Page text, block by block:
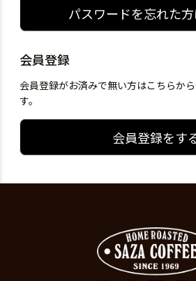
パスワードを忘れた
会員登録
会員登録がお済みで無い方はこちらか
す。
会員登録をす